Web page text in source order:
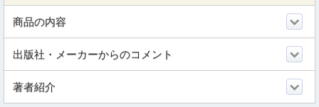
商品の内容
出版社・メーカーからのコメント
著者紹介